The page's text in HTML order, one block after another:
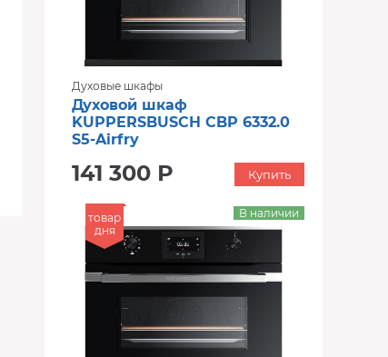
Духовые шкафы
Духовой шкаф
KUPPERSBUSCH CBP 6332.0
S5-Airfry
141 300 Р Купить
товар
дня
В наличии